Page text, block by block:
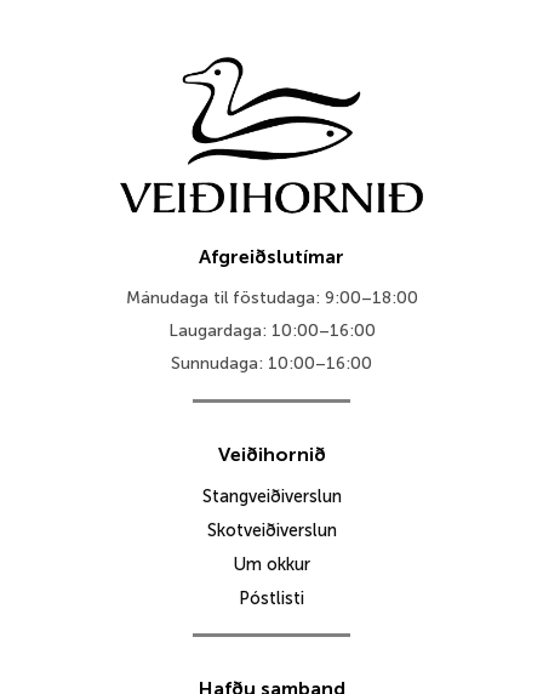
Afgreiðslutímar
Mánudaga til föstudaga: 9:00–18:00
Laugardaga: 10:00–16:00
Sunnudaga: 10:00–16:00
Veiðihornið
Stangveiðiverslun
Skotveiðiverslun
Um okkur
Póstlisti
Hafðu samband